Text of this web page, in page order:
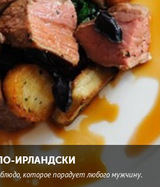
ИРЛАНДСКИ
которое порадует любого мужчину.